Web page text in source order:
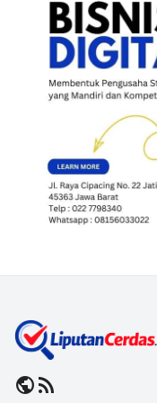
publicrss_feed